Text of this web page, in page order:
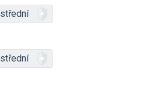
střední
střední